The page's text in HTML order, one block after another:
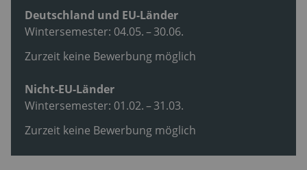
Deutschland und EU-Länder
Wintersemester: 04.05. – 30.06.
Zurzeit keine Bewerbung möglich
Nicht-EU-Länder
Wintersemester: 01.02. – 31.03.
Zurzeit keine Bewerbung möglich